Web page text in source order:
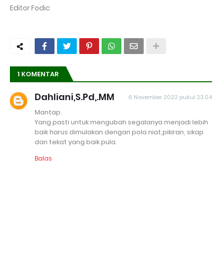
Editor Fodic
1 KOMENTAR
Dahliani,S.Pd,.MM 6 November 2022 pukul 23.04
Mantap.
Yang pasti untuk mengubah segalanya menjadi lebih
baik harus dimulakan dengan pola niat,pikiran, sikap
dan tekat yang baik pula.
Balas